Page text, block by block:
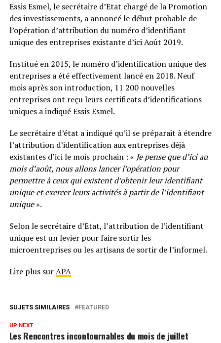
Essis Esmel, le secrétaire d’Etat chargé de la Promotion
des investissements, a annoncé le début probable de
l’opération d’attribution du numéro d’identifiant
unique des entreprises existante d’ici Août 2019.
Institué en 2015, le numéro d’identification unique des
entreprises a été effectivement lancé en 2018. Neuf
mois après son introduction, 11 200 nouvelles
entreprises ont reçu leurs certificats d’identifications
uniques a indiqué Essis Esmel.
Le secrétaire d’état a indiqué qu’il se préparait à étendre
l’attribution d’identification aux entreprises déjà
existantes d’ici le mois prochain : « Je pense que d’ici au
mois d’août, nous allons lancer l’opération pour
permettre à ceux qui existent d’obtenir leur identifiant
unique et exercer leurs activités à partir de l’identifiant
unique».
Selon le secrétaire d’Etat, l’attribution de l’identifiant
unique est un levier pour faire sortir les
microentreprises ou les artisans de sortir de l’informel.
Lire plus surAPA
SUJETS SIMILAIRES FEATURED
UP NEXT
Les Rencontres incontournables du mois de juillet